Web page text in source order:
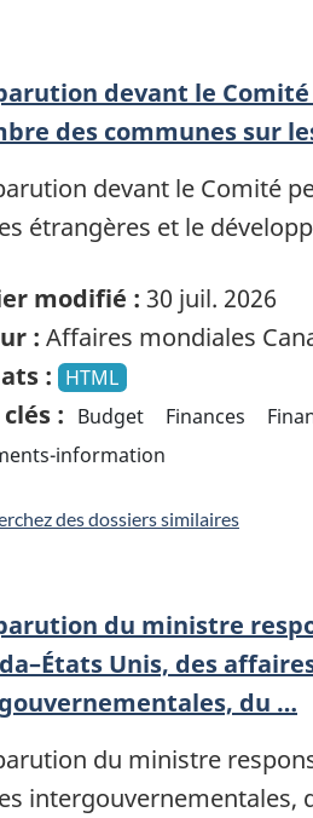
devant le
des communes sur
devant le Comité
étrangères et le
modifié : 30 juil. 2026
: Affaires mondiales
: HTML
: Budget Finances
information
des dossiers similaires
du ministre
Unis, des
du …
du ministre
intergouvernementales,